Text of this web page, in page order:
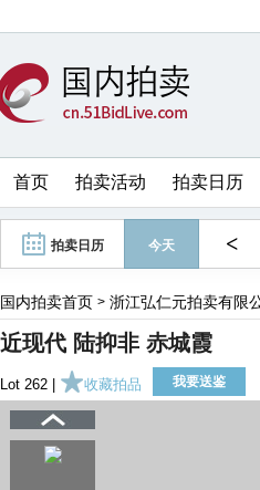
首页 拍卖活动 拍卖日历
拍卖日历 今天 <
国内拍卖首页 > 浙江弘仁元拍卖有限
近现代 陆抑非 赤城霞
Lot 262 | 收藏拍品 我要送鉴